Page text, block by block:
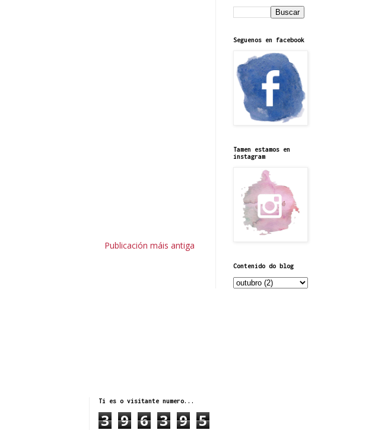
Publicación máis antiga
Seguenos en facebook
Tamen estamos en
instagram
Contenido do blog
Ti es o visitante numero...
3 9 6 3 9 5